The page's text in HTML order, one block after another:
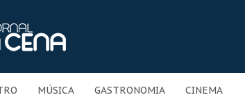
MÚSICA GASTRONOMIA CINEMA